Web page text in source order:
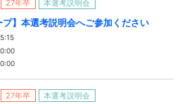
27年卒 本選考説明会
プ】本選考説明会へご参加ください
27年卒 本選考説明会